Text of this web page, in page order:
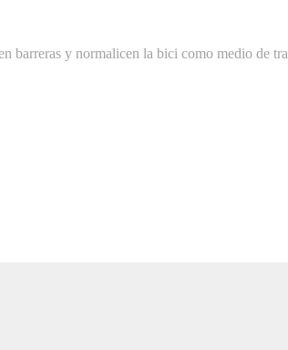
barreras y normalicen la bici como medio de